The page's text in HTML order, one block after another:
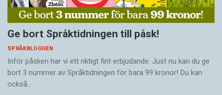
Ge bort Språktidningen till påsk!
SPRÅKBLOGGEN
Inför påsken har vi ett riktigt fint erbjudande. Just nu kan du ge
bort 3 nummer av Språktidningen för bara 99 kronor! Du kan
också…